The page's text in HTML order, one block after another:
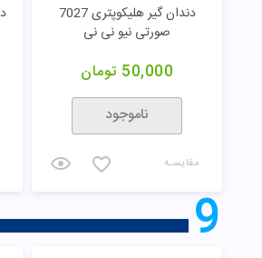
دندان گیر هلیکوپتری 7027
صورتی نیو نی نی
50,000 تومان
ناموجود
مقایسـه
9